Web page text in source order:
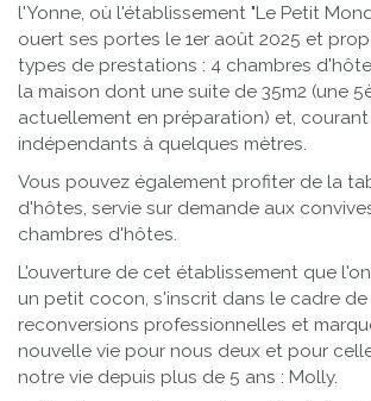
l'Yonne, où l'établissement "Le Petit
ouert ses portes le 1er août 2025 et
types de prestations : 4 chambres
la maison dont une suite de 35m2 (une
actuellement en préparation) et, courant
indépendants à quelques mètres.
Vous pouvez également profiter de la
d'hôtes, servie sur demande aux
chambres d'hôtes.
L'ouverture de cet établissement que
un petit cocon, s'inscrit dans le cadre
reconversions professionnelles et
nouvelle vie pour nous deux et pour
notre vie depuis plus de 5 ans : Molly.